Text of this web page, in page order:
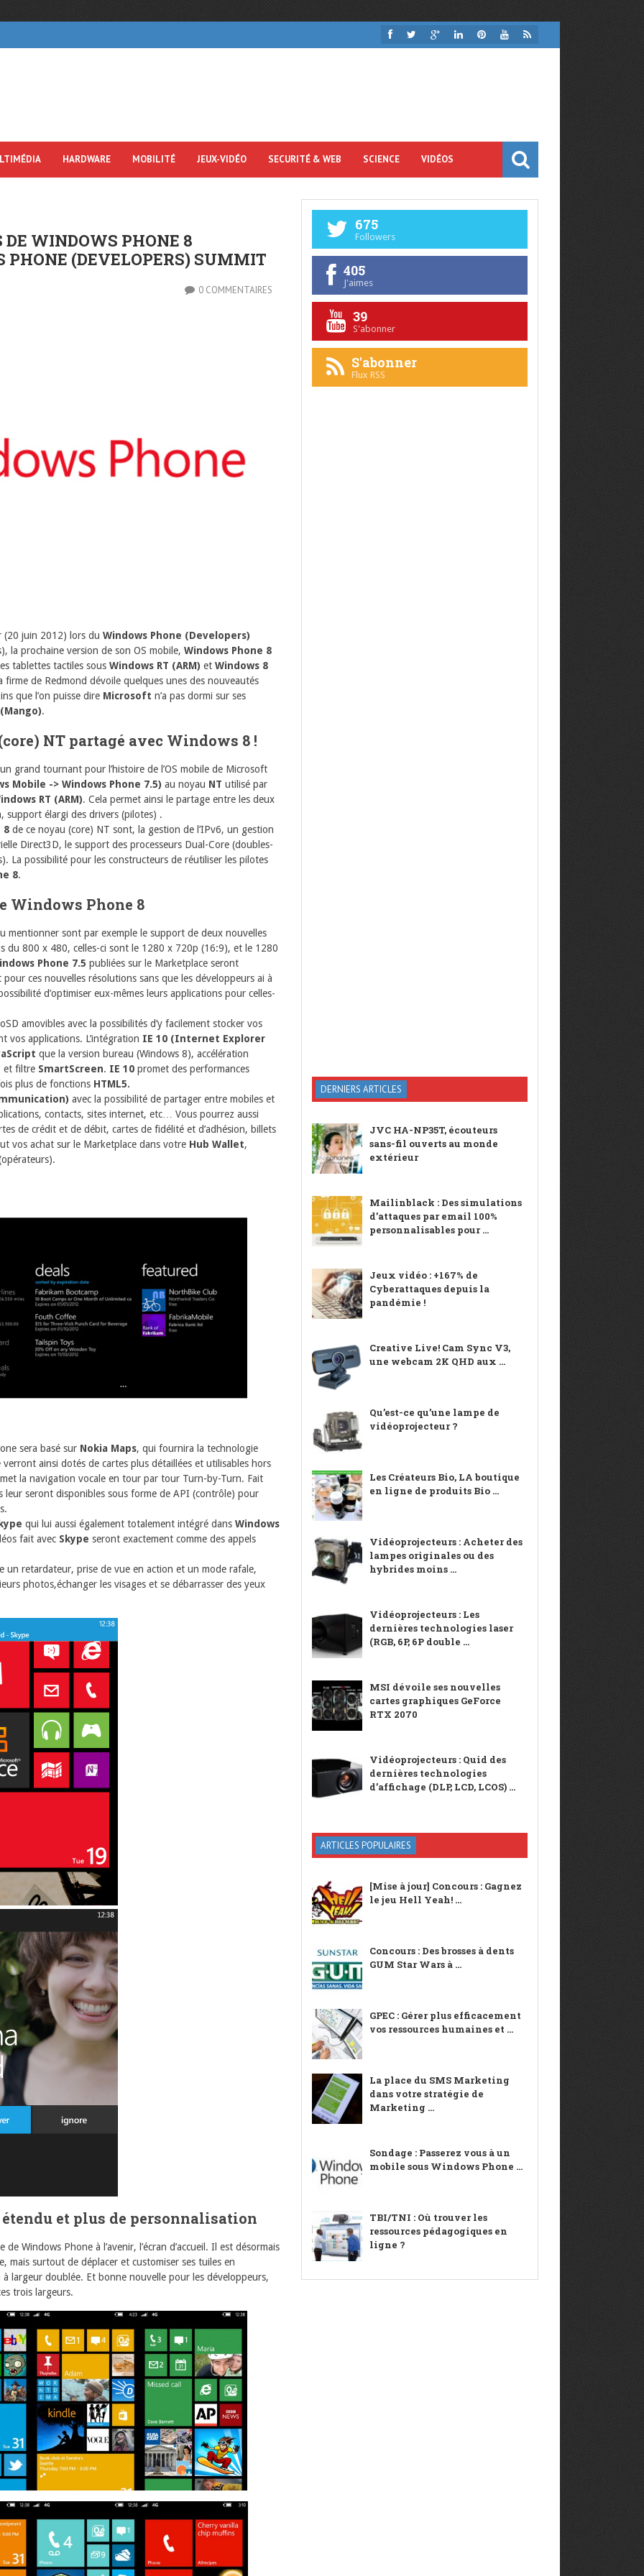
HARDWARE MOBILITÉ JEUX-VIDÉO SECURITÉ & WEB SCIENCE VIDÉOS
WINDOWS PHONE 8
PHONE (DEVELOPERS) SUMMIT
0 COMMENTAIRES
(20 juin 2012) lors du Windows Phone (Developers)
la prochaine version de son OS mobile, Windows Phone 8
tablettes tactiles sous Windows RT (ARM) et Windows 8
firme de Redmond dévoile quelques unes des nouveautés
que l’on puisse dire Microsoft n’a pas dormi sur ses
.
NT partagé avec Windows 8 !
grand tournant pour l’histoire de l’OS mobile de Microsoft
Mobile -> Windows Phone 7.5) au noyau NT utilisé par
RT (ARM). Cela permet ainsi le partage entre les deux
support élargi des drivers (pilotes) .
8 de ce noyau (core) NT sont, la gestion de l’IPv6, un gestion
Direct3D, le support des processeurs Dual-Core (doubles-
La possibilité pour les constructeurs de réutiliser les pilotes
8.
Windows Phone 8
mentionner sont par exemple le support de deux nouvelles
du 800 x 480, celles-ci sont le 1280 x 720p (16:9), et le 1280
Phone 7.5 publiées sur le Marketplace seront
ces nouvelles résolutions sans que les développeurs ai à
d’optimiser eux-mêmes leurs applications pour celles-
amovibles avec la possibilités d’y facilement stocker vos
vos applications. L’intégration IE 10 (Internet Explorer
que la version bureau (Windows 8), accélération
et filtre SmartScreen. IE 10 promet des performances
plus de fonctions HTML5.
avec la possibilité de partager entre mobiles et
contacts, sites internet, etc… Vous pourrez aussi
de crédit et de débit, cartes de fidélité et d’adhésion, billets
vos achat sur le Marketplace dans votre Hub Wallet,
sera basé sur Nokia Maps, qui fournira la technologie
verront ainsi dotés de cartes plus détaillées et utilisables hors
la navigation vocale en tour par tour Turn-by-Turn. Fait
leur seront disponibles sous forme de API (contrôle) pour
qui lui aussi également totalement intégré dans Windows
fait avec Skype seront exactement comme des appels
un retardateur, prise de vue en action et un mode rafale,
photos,échanger les visages et se débarrasser des yeux
et plus de personnalisation
Windows Phone à l’avenir, l’écran d’accueil. Il est désormais
mais surtout de déplacer et customiser ses tuiles en
largeur doublée. Et bonne nouvelle pour les développeurs,
trois largeurs.
675
Followers
405
J'aimes
39
S'abonner
S'abonner
Flux RSS
DERNIERS ARTICLES
JVC HA-NP35T, écouteurs
sans-fil ouverts au monde
extérieur
Mailinblack : Des simulations
d’attaques par email 100%
personnalisables pour ...
Jeux vidéo : +167% de
Cyberattaques depuis la
pandémie !
Creative Live! Cam Sync V3,
une webcam 2K QHD aux ...
Qu’est-ce qu’une lampe de
vidéoprojecteur ?
Les Créateurs Bio, LA boutique
en ligne de produits Bio ...
Vidéoprojecteurs : Acheter des
lampes originales ou des
hybrides moins ...
Vidéoprojecteurs : Les
dernières technologies laser
(RGB, 6P, 6P double ...
MSI dévoile ses nouvelles
cartes graphiques GeForce
RTX 2070
Vidéoprojecteurs : Quid des
dernières technologies
d’affichage (DLP, LCD, LCOS) ...
ARTICLES POPULAIRES
[Mise à jour] Concours : Gagnez
le jeu Hell Yeah! ...
Concours : Des brosses à dents
GUM Star Wars à ...
GPEC : Gérer plus efficacement
vos ressources humaines et ...
La place du SMS Marketing
dans votre stratégie de
Marketing ...
Sondage : Passerez vous à un
mobile sous Windows Phone ...
TBI/TNI : Où trouver les
ressources pédagogiques en
ligne ?